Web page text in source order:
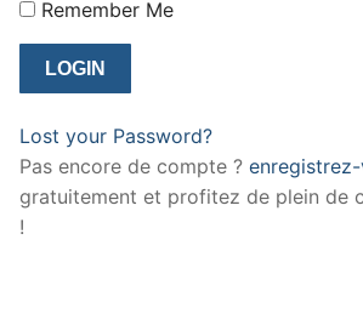
Remember Me
Lost your Password?
Pas encore de compte ?
gratuitement et profitez de plein de
!